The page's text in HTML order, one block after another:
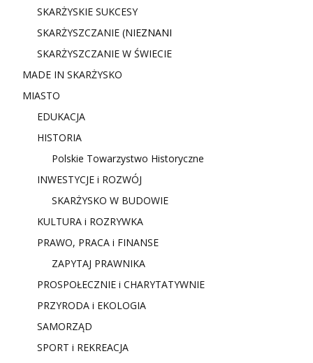
SKARŻYSKIE SUKCESY
SKARŻYSZCZANIE (NIEZNANI
SKARŻYSZCZANIE W ŚWIECIE
MADE IN SKARŻYSKO
MIASTO
EDUKACJA
HISTORIA
Polskie Towarzystwo Historyczne
INWESTYCJE i ROZWÓJ
SKARŻYSKO W BUDOWIE
KULTURA i ROZRYWKA
PRAWO, PRACA i FINANSE
ZAPYTAJ PRAWNIKA
PROSPOŁECZNIE i CHARYTATYWNIE
PRZYRODA i EKOLOGIA
SAMORZĄD
SPORT i REKREACJA